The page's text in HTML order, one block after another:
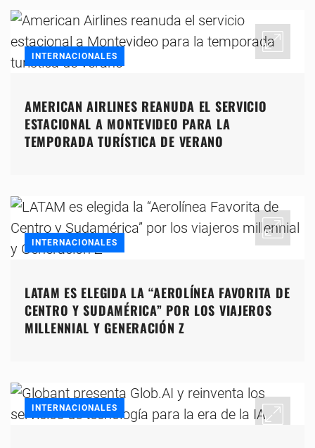
INTERNACIONALES
AMERICAN AIRLINES REANUDA EL SERVICIO
ESTACIONAL A MONTEVIDEO PARA LA
TEMPORADA TURÍSTICA DE VERANO
INTERNACIONALES
LATAM ES ELEGIDA LA “AEROLÍNEA FAVORITA DE
CENTRO Y SUDAMÉRICA” POR LOS VIAJEROS
MILLENNIAL Y GENERACIÓN Z
INTERNACIONALES